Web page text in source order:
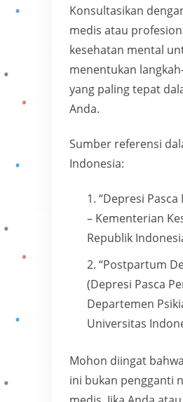
Konsultasikan
medis atau
kesehatan mental
menentukan
yang paling tepat
Anda.
Sumber referensi
Indonesia:
“Depresi
– Kementerian
Republik
“Postpartum
(Depresi Pasca
Departemen
Universitas
Mohon diingat
ini bukan pengganti